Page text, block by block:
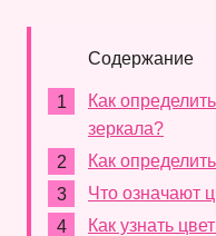
Содержание
Как
зеркала?
Как
Что означают
Как узнать